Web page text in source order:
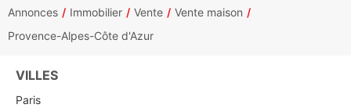
Annonces Immobilier Vente
Vente maison
Provence-Alpes-Côte d'Azur
VILLES
Paris